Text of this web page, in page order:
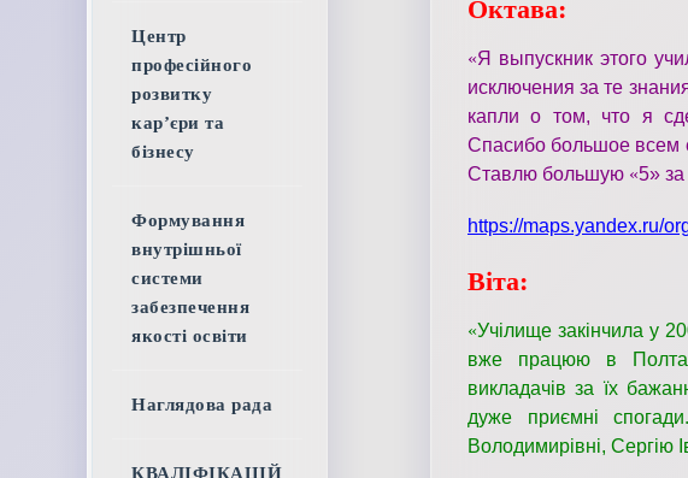
«Я выпускник этого
исключения за те
капли о том, что я
Спасибо большое всем
Ставлю большую «5»
https://maps.yandex.ru/
Віта:
«Учілище закінчила у
вже працюю в
викладачів за їх
дуже приємні
Володимирівні, Сергію
Центр
професійного
розвитку
кар’єри та
бізнесу
Формування
внутрішньої
системи
забезпечення
якості освіти
Наглядова рада
КВАЛІФІКАЦІЙ